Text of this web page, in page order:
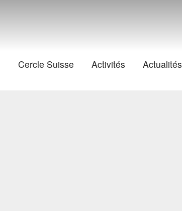
Cercle Suisse Activités Actualités